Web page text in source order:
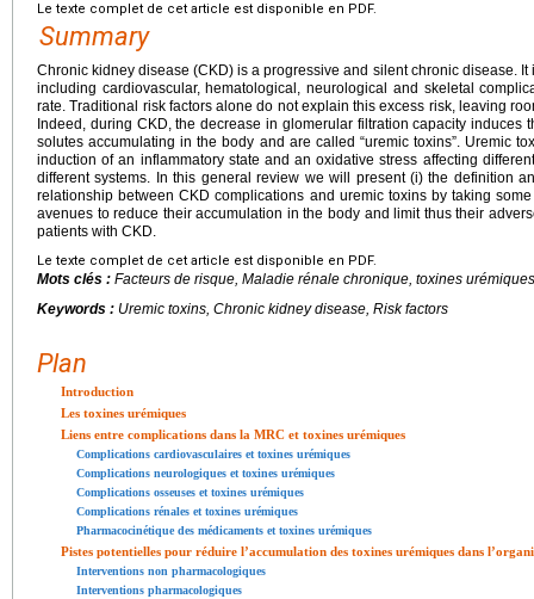
Le texte complet de cet article est disponible en PDF.
Summary
Chronic kidney disease (CKD) is a progressive and silent chronic disease.
including cardiovascular, hematological, neurological and skeletal
rate. Traditional risk factors alone do not explain this excess risk, leaving
Indeed, during CKD, the decrease in glomerular filtration capacity induces
solutes accumulating in the body and are called “uremic toxins”. Uremic
induction of an inflammatory state and an oxidative stress affecting
different systems. In this general review we will present (i) the definition
relationship between CKD complications and uremic toxins by taking
avenues to reduce their accumulation in the body and limit thus their
patients with CKD.
Le texte complet de cet article est disponible en PDF.
Mots clés : Facteurs de risque, Maladie rénale chronique, toxines urémiques
Keywords : Uremic toxins, Chronic kidney disease, Risk factors
Plan
Introduction
Les toxines urémiques
Liens entre complications dans la MRC et toxines urémiques
Complications cardiovasculaires et toxines urémiques
Complications neurologiques et toxines urémiques
Complications osseuses et toxines urémiques
Complications rénales et toxines urémiques
Pharmacocinétique des médicaments et toxines urémiques
Pistes potentielles pour réduire l’accumulation des toxines urémiques dans
Interventions non pharmacologiques
Interventions pharmacologiques